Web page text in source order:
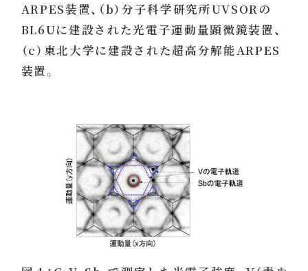
ARPES装置、（b）分子科学研究所UVSORの
BL6Uに建設された光電子運動量顕微鏡装置、
（c）東北大学に建設された超高分解能ARPES
装置。